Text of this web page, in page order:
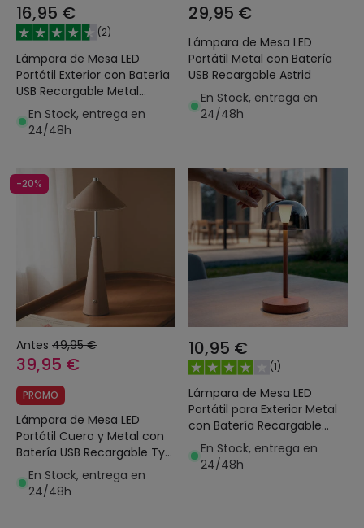
16,95 €
(2)
Lámpara de Mesa LED
Portátil Exterior con Batería
USB Recargable Metal
Mugla
En Stock, entrega en
24/48h
29,95 €
Lámpara de Mesa LED
Portátil Metal con Batería
USB Recargable Astrid
En Stock, entrega en
24/48h
-20%
Antes 49,95 €
39,95 €
PROMO
Lámpara de Mesa LED
Portátil Cuero y Metal con
Batería USB Recargable Tyu
TuleEn Stock, entrega en
24/48h
10,95 €
(1)
Lámpara de Mesa LED
Portátil para Exterior Metal
con Batería Recargable
Lendora Smoke
En Stock, entrega en
24/48h